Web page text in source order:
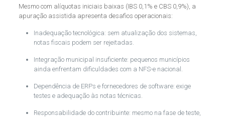
Mesmo com alíquotas iniciais baixas (IBS 0,1% e CBS 0,9%), a
apuração assistida apresenta desafios operacionais:
Inadequação tecnológica: sem atualização dos sistemas,
notas fiscais podem ser rejeitadas.
Integração municipal insuficiente: pequenos municípios
ainda enfrentam dificuldades com a NFS-e nacional.
Dependência de ERPs e fornecedores de software: exige
testes e adequação às notas técnicas.
Responsabilidade do contribuinte: mesmo na fase de teste,